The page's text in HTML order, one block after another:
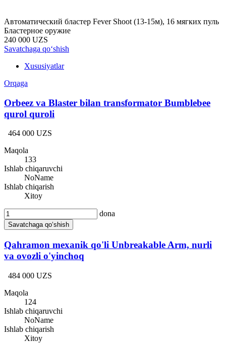
Автоматический бластер Fever Shoot (13-15м), 16 мягких пуль
Бластерное оружие
240 000 UZS
Savatchaga qo‘shish
Xususiyatlar
Orqaga
Orbeez va Blaster bilan transformator Bumblebee
qurol quroli
464 000 UZS
Maqola
133
Ishlab chiqaruvchi
NoName
Ishlab chiqarish
Xitoy
dona
Savatchaga qo‘shish
Qahramon mexanik qo'li Unbreakable Arm, nurli
va ovozli o'yinchoq
484 000 UZS
Maqola
124
Ishlab chiqaruvchi
NoName
Ishlab chiqarish
Xitoy